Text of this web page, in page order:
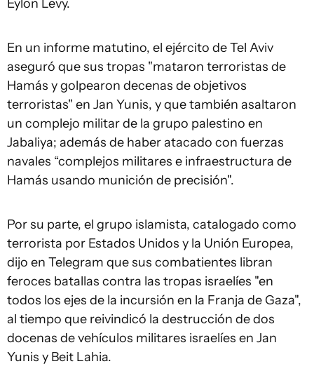
Eylon Levy.
En un informe matutino, el ejército de Tel Aviv
aseguró que sus tropas "mataron terroristas de
Hamás y golpearon decenas de objetivos
terroristas" en Jan Yunis, y que también asaltaron
un complejo militar de la grupo palestino en
Jabaliya; además de haber atacado con fuerzas
navales “complejos militares e infraestructura de
Hamás usando munición de precisión".
Por su parte, el grupo islamista, catalogado como
terrorista por Estados Unidos y la Unión Europea,
dijo en Telegram que sus combatientes libran
feroces batallas contra las tropas israelíes "en
todos los ejes de la incursión en la Franja de Gaza",
al tiempo que reivindicó la destrucción de dos
docenas de vehículos militares israelíes en Jan
Yunis y Beit Lahia.